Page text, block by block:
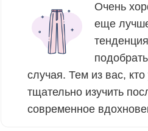
Очень
еще
случая. Тем из вас,
тщательно изучить
современное